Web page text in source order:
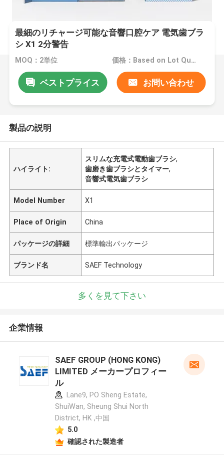
最細のリチャージ可能な音響口腔ケア 電気歯ブラ
シ X1 2分警告
MOQ：2単位 価格：Based on Lot Quantity
ベストプライス お問い合わせ
製品の説明
ハイライト:
スリムな充電式電動歯ブラシ,
歯磨き歯ブラシとタイマー,
音響式電気歯ブラシ
Model Number X1
Place of Origin China
パッケージの詳細 標準輸出パッケージ
ブランド名 SAEF Technology
多くを見て下さい
企業情報
SAEF GROUP (HONG KONG)
LIMITED メーカープロフィー
ル
Lane9, PO Sheng Estate,
ShuiWan, Sheung Shui North
District, HK ,中国
5.0
確認された製造者